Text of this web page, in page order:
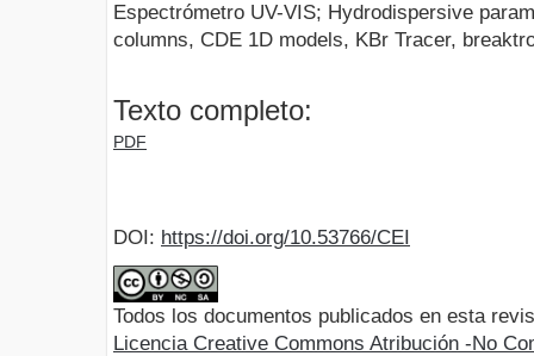
Espectrómetro UV-VIS; Hydrodispersive
columns, CDE 1D models, KBr Tracer,
Texto completo:
PDF
DOI: https://doi.org/10.53766/CEI
Todos los documentos publicados en esta
Licencia Creative Commons Atribución -No